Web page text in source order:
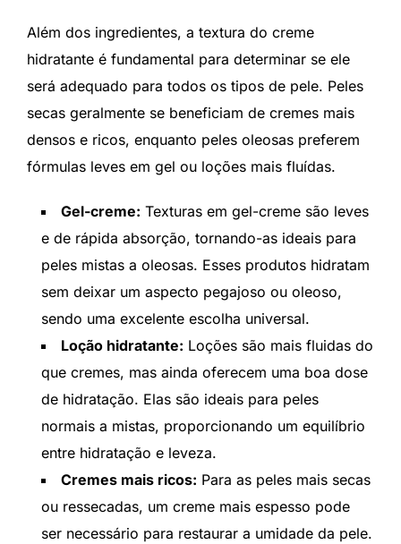
Além dos ingredientes, a textura do creme
hidratante é fundamental para determinar se ele
será adequado para todos os tipos de pele. Peles
secas geralmente se beneficiam de cremes mais
densos e ricos, enquanto peles oleosas preferem
fórmulas leves em gel ou loções mais fluídas.
Gel-creme: Texturas em gel-creme são leves
e de rápida absorção, tornando-as ideais para
peles mistas a oleosas. Esses produtos hidratam
sem deixar um aspecto pegajoso ou oleoso,
sendo uma excelente escolha universal.
Loção hidratante: Loções são mais fluidas do
que cremes, mas ainda oferecem uma boa dose
de hidratação. Elas são ideais para peles
normais a mistas, proporcionando um equilíbrio
entre hidratação e leveza.
Cremes mais ricos: Para as peles mais secas
ou ressecadas, um creme mais espesso pode
ser necessário para restaurar a umidade da pele.